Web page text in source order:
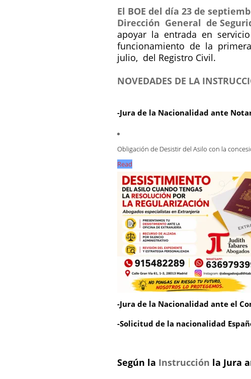
El BOE del día 23 de
Dirección General de
apoyar la entrada en
funcionamiento de la
julio, del Registro Civil.
NOVEDADES DE LA
-Jura de la Nacionalidad ante
Obligación de Desistir del Asilo con la
Read
-Jura de la Nacionalidad ante el
-Solicitud de la nacionalidad
Según la Instrucción la Jura